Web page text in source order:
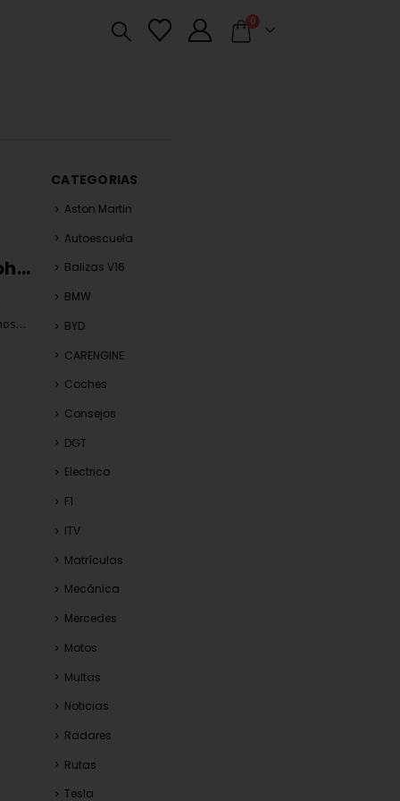
0
¿Por qué algunas letras están prohibidas en las matrículas de coches? Desvelamos el misterio
CATEGORIAS
Aston Martin
Autoescuela
Balizas V16
BMW
BYD
CARENGINE
Coches
Consejos
DGT
Electrico
F1
ITV
Matrículas
Mecánica
Mercedes
Motos
Multas
Noticias
Radares
Rutas
Tesla